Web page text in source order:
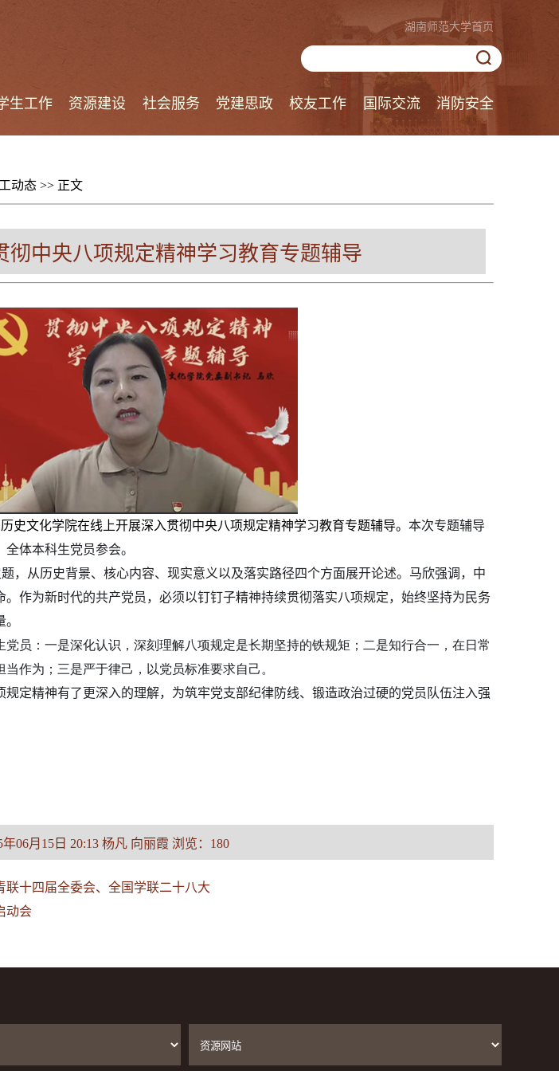
湖南师范大学首页
生工作 资源建设 社会服务 党建思政 校友工作 国际交流 消防安全
动态 >> 正文
彻中央八项规定精神学习教育专题辅导
史文化学院在线上开展深入贯彻中央八项规定精神学习教育专题辅导。 本次专题辅导
体本科生党员参会。
，从历史背景、核心内容、现实意义以及落实路径四个方面展开论述。马欣强调，中
作为新时代的共产党员，必须以钉钉子精神持续贯彻落实八项规定，始终坚持为民务
员：一是深化认识，深刻理解八项规定是长期坚持的铁规矩；二是知行合一，在日常
作为；三是严于律己，以党员标准要求自己。
定精神有了更深入的理解，为筑牢党支部纪律防线、锻造政治过硬的党员队伍注入强
年06月15日 20:13 杨凡 向丽霞 浏览： 180
十四届全委会、全国学联二十八大
动会